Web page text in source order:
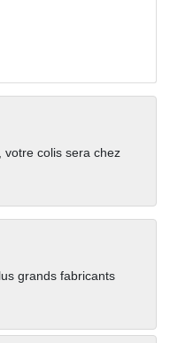
votre colis sera chez
grands fabricants